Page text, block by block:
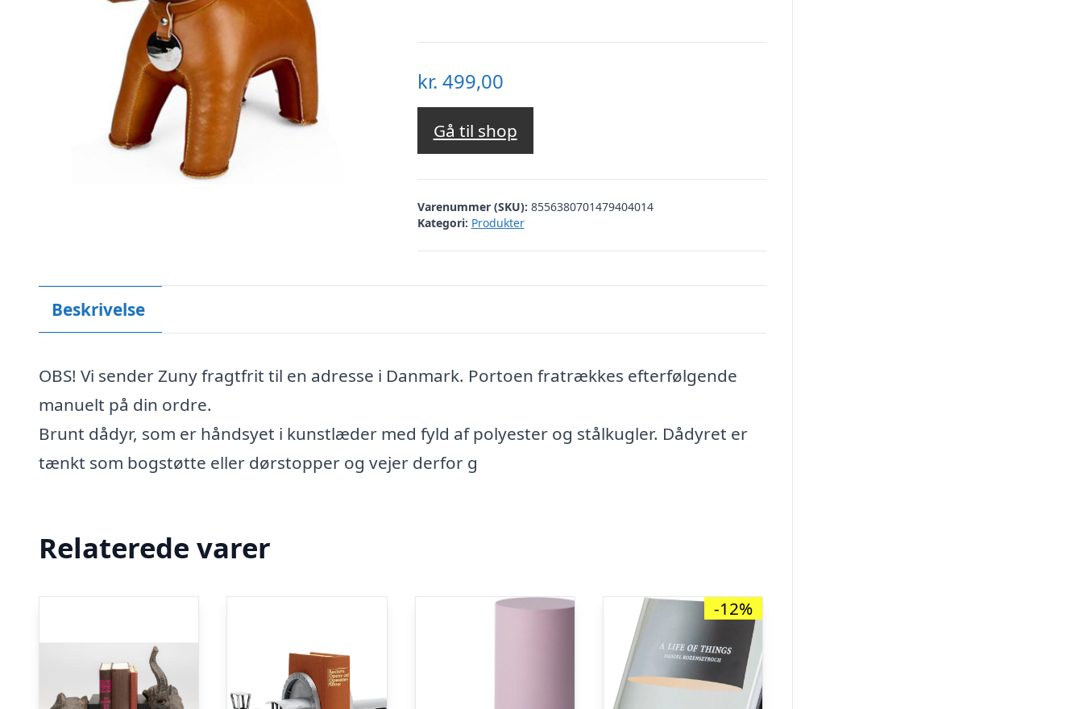
kr. 499,00
Gå til shop
Varenummer (SKU): 8556380701479404014
Kategori: Produkter
Beskrivelse
OBS! Vi sender Zuny fragtfrit til en adresse i Danmark. Portoen fratrækkes efterfølgende
manuelt på din ordre.
Brunt dådyr, som er håndsyet i kunstlæder med fyld af polyester og stålkugler. Dådyret er
tænkt som bogstøtte eller dørstopper og vejer derfor g
Relaterede varer
-12%